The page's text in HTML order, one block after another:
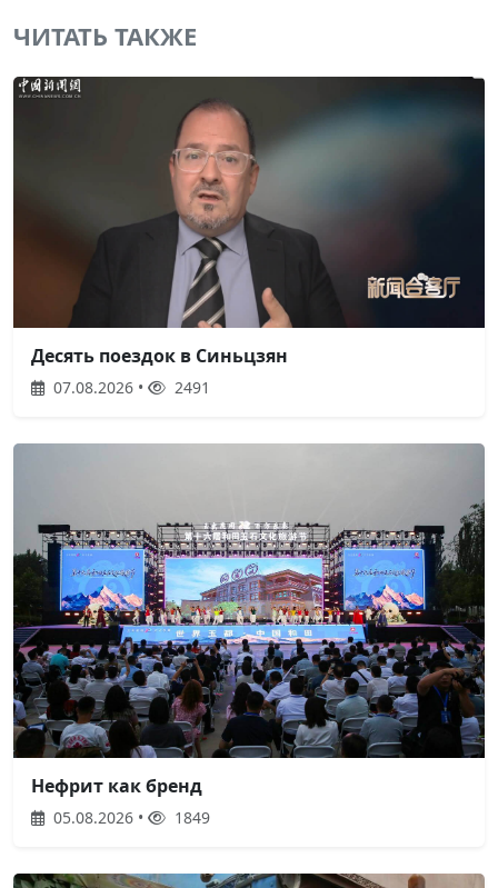
ЧИТАТЬ ТАКЖЕ
Десять поездок в Синьцзян
07.08.2026 • 2491
Нефрит как бренд
05.08.2026 • 1849